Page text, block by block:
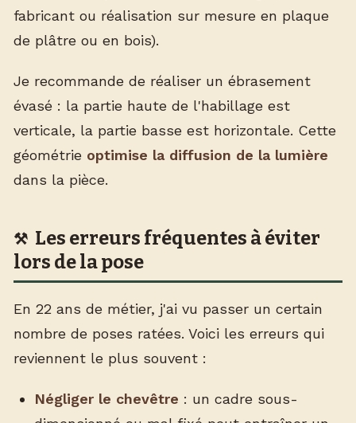
fabricant ou réalisation sur mesure en plaque
de plâtre ou en bois).
Je recommande de réaliser un ébrasement
évasé : la partie haute de l'habillage est
verticale, la partie basse est horizontale. Cette
géométrie optimise la diffusion de la lumière
dans la pièce.
Les erreurs fréquentes à éviter
lors de la pose
En 22 ans de métier, j'ai vu passer un certain
nombre de poses ratées. Voici les erreurs qui
reviennent le plus souvent :
Négliger le chevêtre : un cadre sous-